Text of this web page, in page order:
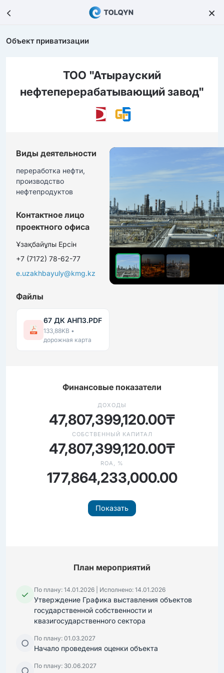
Объект приватизации
ТОО "Атырауский
нефтеперерабатывающий завод"
Виды деятельности
переработка нефти,
производство
нефтепродуктов
Контактное лицо
проектного офиса
Ұзақбайұлы Ерсін
+7 (7172) 78-62-77
e.uzakhbayuly@kmg.kz
Файлы
67 ДК АНПЗ.PDF
133,88KB •
дорожная карта
Финансовые показатели
ДОХОДЫ
47,807,399,120.00₸
СОБСТВЕННЫЙ КАПИТАЛ
47,807,399,120.00₸
ROA, %
177,864,233,000.00
Показать
План мероприятий
✓ По плану: 14.01.2026 | Исполнено: 14.01.2026
Утверждение Графика выставления объектов
государственной собственности и
квазигосударственного сектора
○ По плану: 01.03.2027
Начало проведения оценки объекта
○ По плану: 30.06.2027